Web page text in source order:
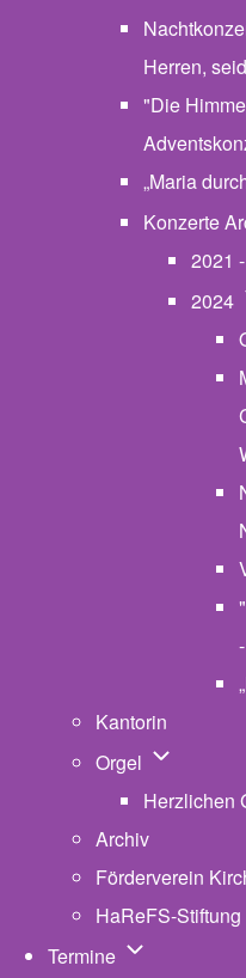
Herren,
"Die
„Maria
Konzerte
2021
2024
Kantorin
Orgel
Herzlichen
Archiv
Förderverein
HaReFS-Stiftung
Termine